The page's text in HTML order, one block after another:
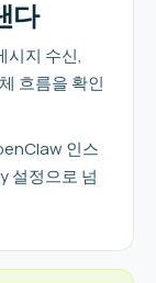
다
시지 수신,
흐름을 확인
인스
설정으로 넘